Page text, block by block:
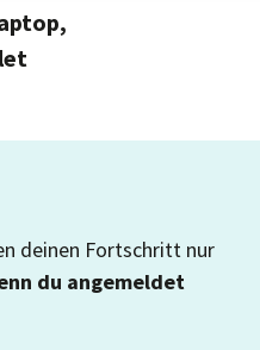
deinen Fortschritt nur
du angemeldet